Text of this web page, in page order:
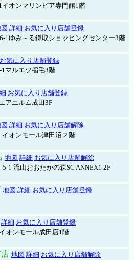
オンマリンピア専門館1階
詳細 お気に入り店舗登録
1ゆみ～る鎌取ショッピングセンター3階
お気に入り店舗登録
マルエツ稲毛3階
お気に入り店舗登録
アエルム成田3F
詳細 お気に入り店舗解除
オンモール津田沼２階
地図 詳細 お気に入り店舗解除
1 流山おおたかの森SC ANNEX1 2F
地図 詳細 お気に入り店舗登録
詳細 お気に入り店舗登録
オンモール成田店1階
地図 詳細 お気に入り店舗解除